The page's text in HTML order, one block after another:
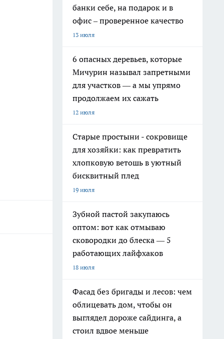
банки себе, на подарок и в
офис – проверенное качество
13 июля
6 опасных деревьев, которые
Мичурин называл запретными
для участков — а мы упрямо
продолжаем их сажать
12 июля
Старые простыни - сокровище
для хозяйки: как превратить
хлопковую ветошь в уютный
бисквитный плед
19 июля
Зубной пастой закупаюсь
оптом: вот как отмываю
сковородки до блеска — 5
работающих лайфхаков
18 июля
Фасад без бригады и лесов: чем
облицевать дом, чтобы он
выглядел дороже сайдинга, а
стоил вдвое меньше